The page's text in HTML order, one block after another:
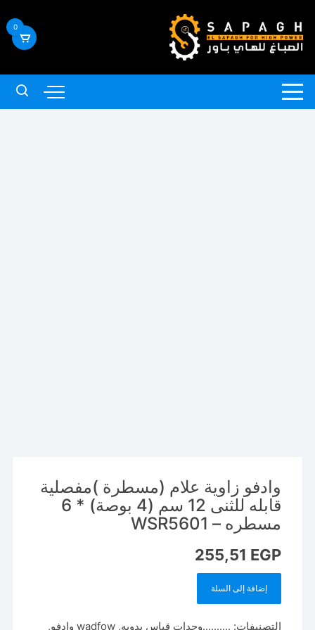
إلى
المحتوى
0
وادفو زاوية علام (مسطرة )مفصلية
قابله للثنى 12 سم (4 بوصة) * 6
مسطره – WSR5601
255,51 EGP
كمية
إضافة إلى السلة
التصنيفات: ..........وحدات قياس يدويه,wadfow وادفو
,